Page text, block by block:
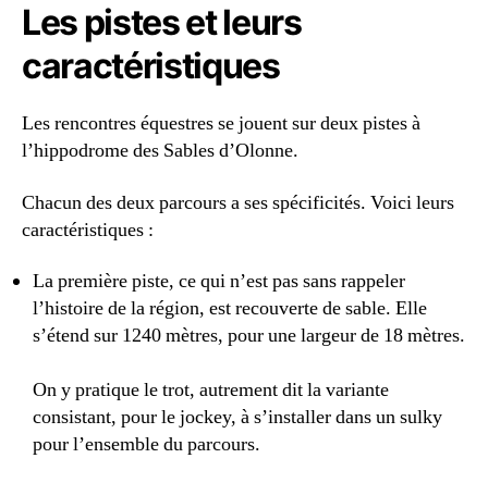
Les pistes et leurs
caractéristiques
Les rencontres équestres se jouent sur deux pistes à
l’hippodrome des Sables d’Olonne.
Chacun des deux parcours a ses spécificités. Voici leurs
caractéristiques :
La première piste, ce qui n’est pas sans rappeler
l’histoire de la région, est recouverte de sable. Elle
s’étend sur 1240 mètres, pour une largeur de 18 mètres.
On y pratique le trot, autrement dit la variante
consistant, pour le jockey, à s’installer dans un sulky
pour l’ensemble du parcours.